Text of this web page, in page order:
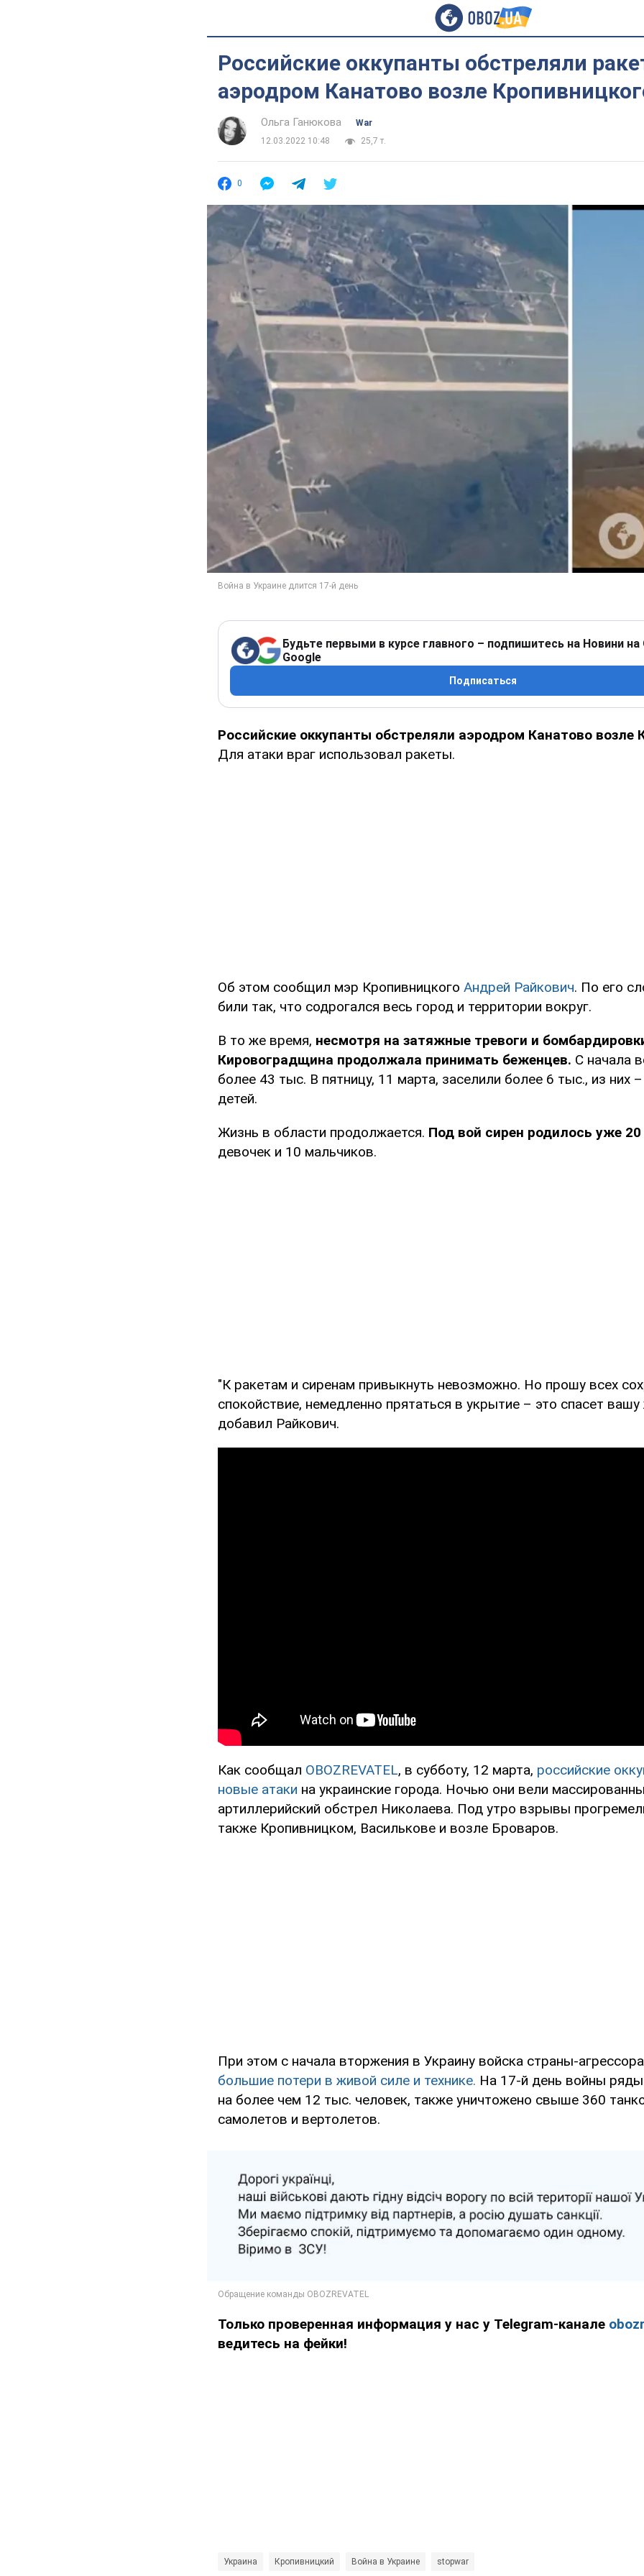
Российские оккупанты обстреляли
аэродром Канатово возле
Ольга Ганюкова
War
12.03.2022 10:48
25,7 т.
0
Будьте первыми в курсе главного – подпишитесь на Новини на
Google
Подписаться
Российские оккупанты обстреляли аэродром Канатово возле
Для атаки враг использовал ракеты.
Об этом сообщил мэр Кропивницкого Андрей Райкович. По его
били так, что содрогался весь город и территории вокруг.
В то же время, несмотря на затяжные тревоги и
Кировоградщина продолжала принимать беженцев. С начала
более 43 тыс. В пятницу, 11 марта, заселили более 6 тыс., из них
детей.
Жизнь в области продолжается. Под вой сирен родилось уже
девочек и 10 мальчиков.
"К ракетам и сиренам привыкнуть невозможно. Но прошу всех
спокойствие, немедленно прятаться в укрытие – это спасет
добавил Райкович.
Как сообщал OBOZREVATEL, в субботу, 12 марта, российские
новые атаки на украинские города. Ночью они вели
артиллерийский обстрел Николаева. Под утро взрывы
также Кропивницком, Василькове и возле Броваров.
При этом с начала вторжения в Украину войска страны-
большие потери в живой силе и технике. На 17-й день войны
на более чем 12 тыс. человек, также уничтожено свыше 360
самолетов и вертолетов.
Только проверенная информация у нас у Telegram-канале
ведитесь на фейки!
Украина Кропивницкий Война в Украине stopwar